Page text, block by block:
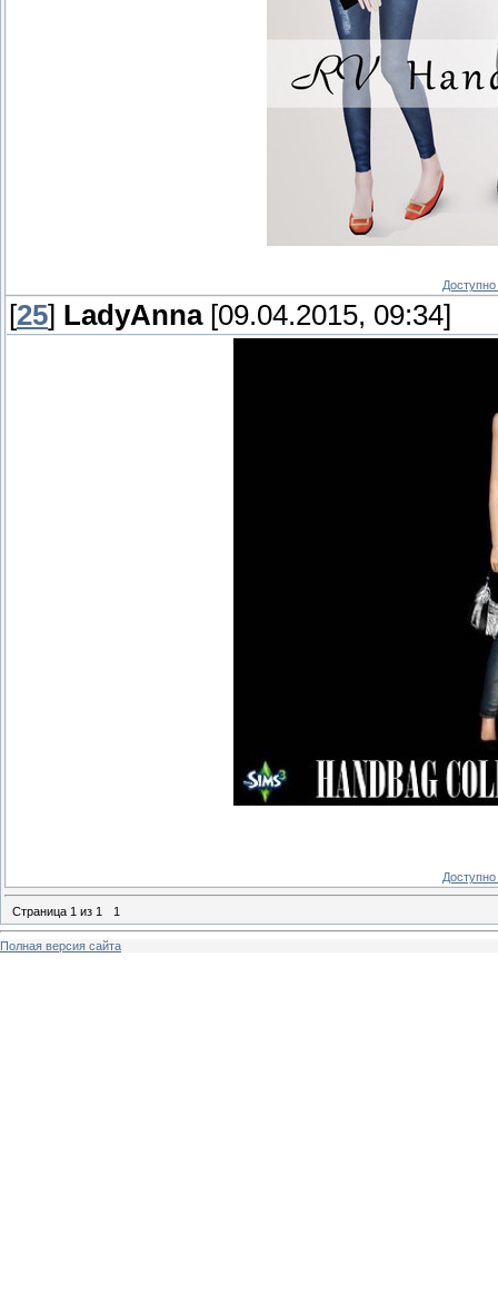
[25] LadyAnna[09.04.2015, 09:34]
Страница 1 из 1 1
Полная версия сайта